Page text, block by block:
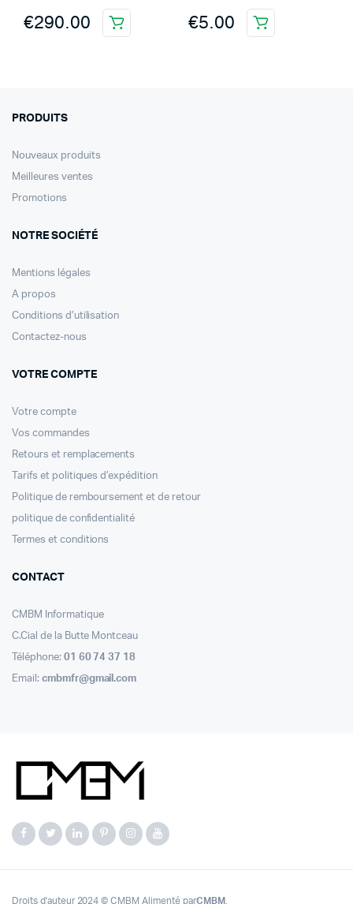
€290.00 €5.00
PRODUITS
Nouveaux produits
Meilleures ventes
Promotions
NOTRE SOCIÉTÉ
Mentions légales
A propos
Conditions d’utilisation
Contactez-nous
VOTRE COMPTE
Votre compte
Vos commandes
Retours et remplacements
Tarifs et politiques d’expédition
Politique de remboursement et de retour
politique de confidentialité
Termes et conditions
CONTACT
CMBM Informatique
C.Cial de la Butte Montceau
Téléphone: 01 60 74 37 18
Email: cmbmfr@gmail.com
Droits d'auteur 2024 © CMBM Alimenté parCMBM